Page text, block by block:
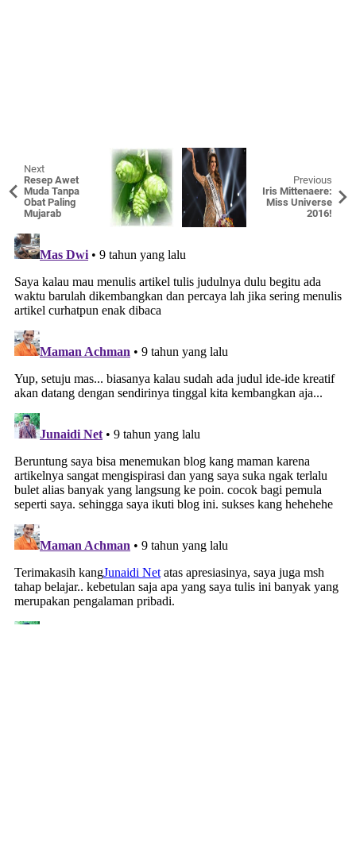
Next
Resep Awet
Muda Tanpa
Obat Paling
Mujarab
Previous
Iris Mittenaere:
Miss Universe
2016!